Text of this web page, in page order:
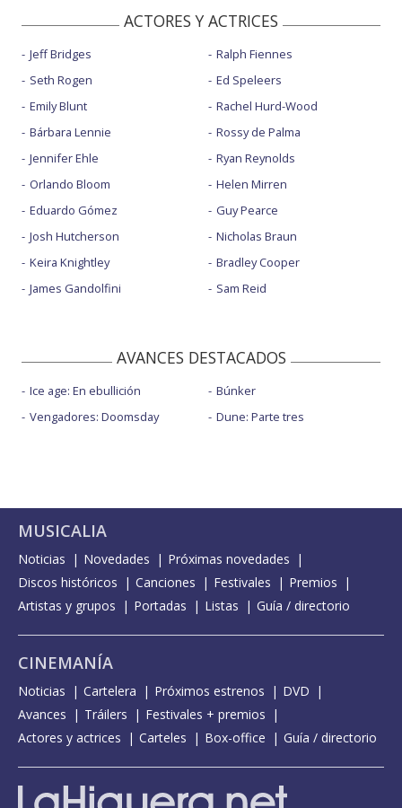
ACTORES Y ACTRICES
Jeff Bridges
Seth Rogen
Emily Blunt
Bárbara Lennie
Jennifer Ehle
Orlando Bloom
Eduardo Gómez
Josh Hutcherson
Keira Knightley
James Gandolfini
Ralph Fiennes
Ed Speleers
Rachel Hurd-Wood
Rossy de Palma
Ryan Reynolds
Helen Mirren
Guy Pearce
Nicholas Braun
Bradley Cooper
Sam Reid
AVANCES DESTACADOS
Ice age: En ebullición
Vengadores: Doomsday
Búnker
Dune: Parte tres
MUSICALIA
Noticias Novedades
Próximas novedades
Discos históricos
Canciones Festivales
Premios
Artistas y grupos
Portadas Listas Guía / directorio
CINEMANÍA
Noticias Cartelera Próximos estrenos
DVD
Avances
Tráilers
Festivales + premios
Actores y actrices
Carteles Box-office Guía / directorio